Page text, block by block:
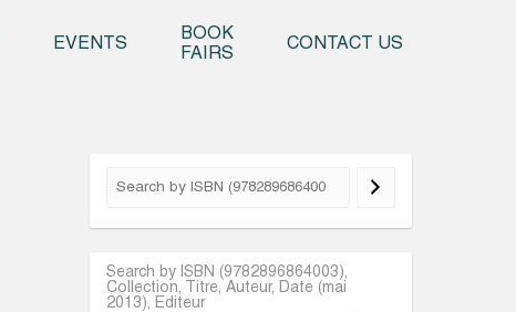
EVENTS
BOOK
FAIRS
CONTACT US
Search by ISBN (9782896864003),
Collection, Titre, Auteur, Date (mai
2013), Editeur